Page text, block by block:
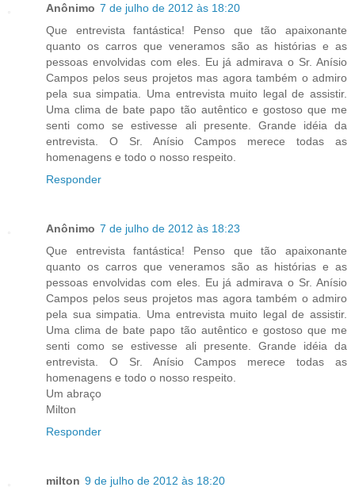
Anônimo 7 de julho de 2012 às 18:20
Que entrevista fantástica! Penso que tão apaixonante
quanto os carros que veneramos são as histórias e as
pessoas envolvidas com eles. Eu já admirava o Sr. Anísio
Campos pelos seus projetos mas agora também o admiro
pela sua simpatia. Uma entrevista muito legal de assistir.
Uma clima de bate papo tão autêntico e gostoso que me
senti como se estivesse ali presente. Grande idéia da
entrevista. O Sr. Anísio Campos merece todas as
homenagens e todo o nosso respeito.
Responder
Anônimo 7 de julho de 2012 às 18:23
Que entrevista fantástica! Penso que tão apaixonante
quanto os carros que veneramos são as histórias e as
pessoas envolvidas com eles. Eu já admirava o Sr. Anísio
Campos pelos seus projetos mas agora também o admiro
pela sua simpatia. Uma entrevista muito legal de assistir.
Uma clima de bate papo tão autêntico e gostoso que me
senti como se estivesse ali presente. Grande idéia da
entrevista. O Sr. Anísio Campos merece todas as
homenagens e todo o nosso respeito.
Um abraço
Milton
Responder
milton 9 de julho de 2012 às 18:20